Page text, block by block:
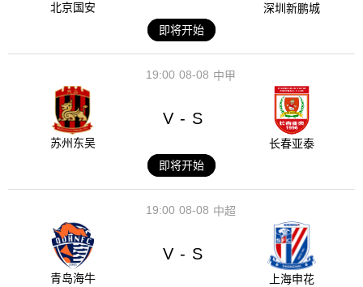
北京国安
深圳新鹏城
即将开始
08-08
19:00 中甲
苏州东吴
V - S
长春亚泰
即将开始
08-08
19:00 中超
青岛海牛
V - S
上海申花